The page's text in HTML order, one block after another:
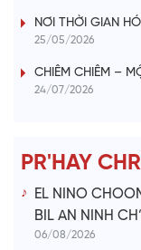
NƠI THỜI GIAN
25/05/2026
CHIÊM CHIÊM –
24/07/2026
PR'HAY
EL NINO
BIL AN NINH
06/08/2026